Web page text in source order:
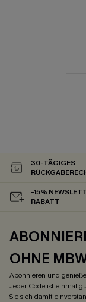
30-TÄGIGES
-15%
RABATT
OHNE
Abonnieren und
Jeder Code ist einmal
Sie sich damit